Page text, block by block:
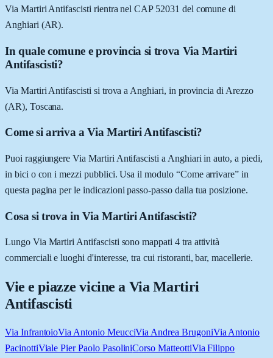
Via Martiri Antifascisti rientra nel CAP 52031 del comune di
Anghiari (AR).
In quale comune e provincia si trova Via Martiri
Antifascisti?
Via Martiri Antifascisti si trova a Anghiari, in provincia di Arezzo
(AR), Toscana.
Come si arriva a Via Martiri Antifascisti?
Puoi raggiungere Via Martiri Antifascisti a Anghiari in auto, a piedi,
in bici o con i mezzi pubblici. Usa il modulo “Come arrivare” in
questa pagina per le indicazioni passo-passo dalla tua posizione.
Cosa si trova in Via Martiri Antifascisti?
Lungo Via Martiri Antifascisti sono mappati 4 tra attività
commerciali e luoghi d'interesse, tra cui ristoranti, bar, macellerie.
Vie e piazze vicine a Via Martiri
Antifascisti
Via InfrantoioVia Antonio MeucciVia Andrea BrugoniVia Antonio
PacinottiViale Pier Paolo PasoliniCorso MatteottiVia Filippo